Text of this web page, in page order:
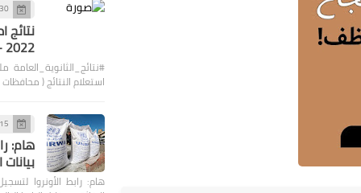
30 يوليو 2022
نتائج
2022 - ملف أكسل
استعلام النتائج (
15 أكتوبر 2025
هام:
هام: رابط الأونروا